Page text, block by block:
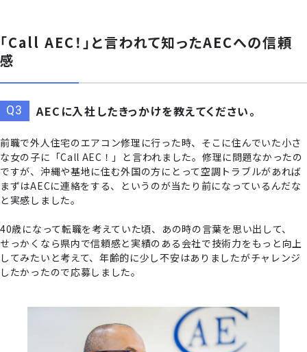
「Call AEC！」と言われて知ったAECへの信頼
感
AECに入社したきっかけを教えてください。
前職で外人住宅のエアコン修理に行った時、そこに住んでいた小さ
な女の子に「Call AEC！」と言われました。修理に問題なかったの
ですが、沖縄や基地に住む外国の方にとって空調トラブルがあれば
まずはAECに連絡をする、というのが当たり前になっているんだな
と実感しました。
40歳になって転職を考えていた頃、あの時の言葉を思い出して、
せっかくなら県内で信頼感と実績のある会社で技術力をもっと向上
してみたいと考えて、年齢的に少し不安はありましたがチャレンジ
したかったので応募しました。